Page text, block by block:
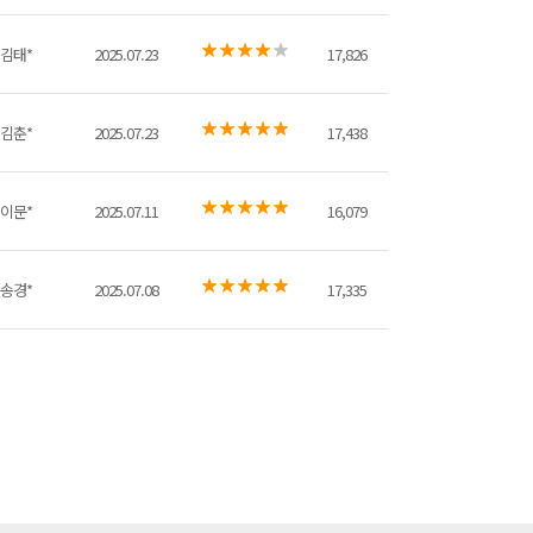
김태* 2025.07.23 17,826
김춘* 2025.07.23 17,438
이문* 2025.07.11 16,079
송경* 2025.07.08 17,335